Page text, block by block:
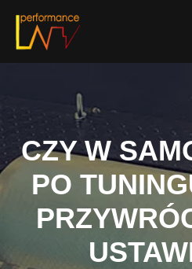
CZY W
PO